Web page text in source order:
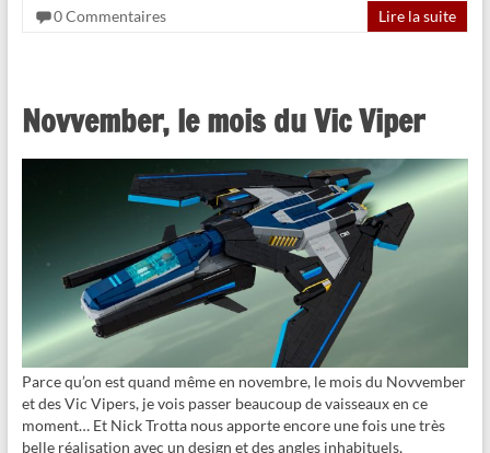
0 Commentaires
Lire la suite
Novvember, le mois du Vic Viper
Parce qu’on est quand même en novembre, le mois du Novvember
et des Vic Vipers, je vois passer beaucoup de vaisseaux en ce
moment… Et Nick Trotta nous apporte encore une fois une très
belle réalisation avec un design et des angles inhabituels,